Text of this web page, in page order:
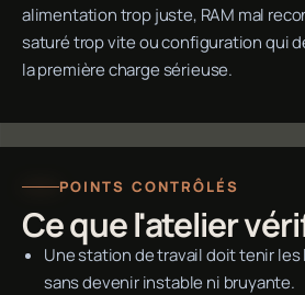
alimentation trop juste, RAM mal
saturé trop vite ou configuration qui
la première charge sérieuse.
POINTS CONTRÔLÉS
Ce que l'atelier
Une station de travail doit tenir
sans devenir instable ni bruyante.